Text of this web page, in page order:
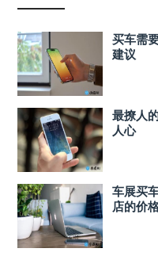
买车需
建议
最撩人
人心
车展买
店的价